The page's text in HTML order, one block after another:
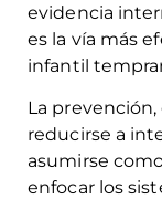
evidencia
es la vía más
infantil
La
reducirse a
asumirse
enfocar los